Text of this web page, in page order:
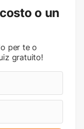
o un
per te o
gratuito!